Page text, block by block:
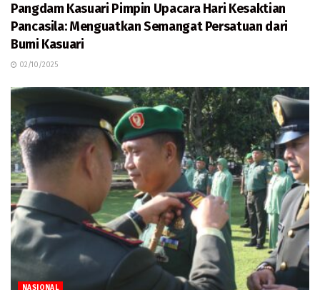
Pangdam Kasuari Pimpin Upacara Hari Kesaktian
Pancasila: Menguatkan Semangat Persatuan dari
Bumi Kasuari
02/10/2025
NASIONAL